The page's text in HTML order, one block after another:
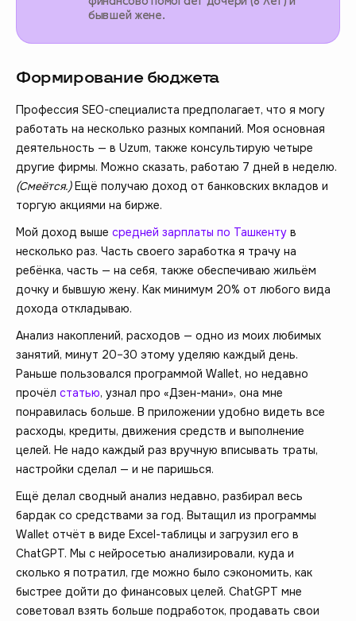
бывшей жене.
Формирование бюджета
Профессия SEO-специалиста предполагает, что я могу
работать на несколько разных компаний. Моя основная
деятельность — в Uzum, также консультирую четыре
другие фирмы. Можно сказать, работаю 7 дней в неделю.
(Смеётся.)Ещё получаю доход от банковских вкладов и
торгую акциями на бирже.
Мой доход выше средней зарплаты по Ташкенту в
несколько раз. Часть своего заработка я трачу на
ребёнка, часть — на себя, также обеспечиваю жильём
дочку и бывшую жену. Как минимум 20% от любого вида
дохода откладываю.
Анализ накоплений, расходов — одно из моих любимых
занятий, минут 20–30 этому уделяю каждый день.
Раньше пользовался программой Wallet, но недавно
прочёл статью, узнал про «Дзен-мани», она мне
понравилась больше. В приложении удобно видеть все
расходы, кредиты, движения средств и выполнение
целей. Не надо каждый раз вручную вписывать траты,
настройки сделал — и не паришься.
Ещё делал сводный анализ недавно, разбирал весь
бардак со средствами за год. Вытащил из программы
Wallet отчёт в виде Excel-таблицы и загрузил его в
ChatGPT. Мы с нейросетью анализировали, куда и
сколько я потратил, где можно было сэкономить, как
быстрее дойти до финансовых целей. ChatGPT мне
советовал взять больше подработок, продавать свои